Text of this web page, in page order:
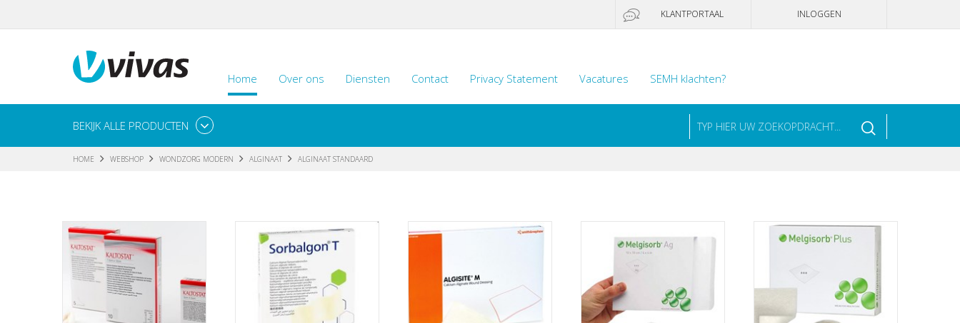
KLANTPORTAAL INLOGGEN
Home Over ons Diensten Contact Privacy Statement Vacatures SEMH klachten?
BEKIJK ALLE PRODUCTEN
HOME WEBSHOP WONDZORG MODERN ALGINAAT ALGINAAT STANDAARD